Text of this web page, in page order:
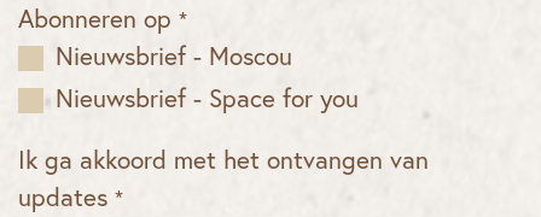
Abonneren op *
Nieuwsbrief - Moscou
Nieuwsbrief - Space for you
Ik ga akkoord met het ontvangen van
updates *